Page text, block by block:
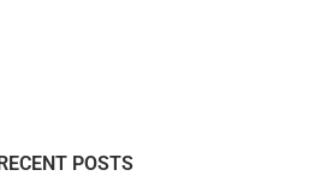
RECENT POSTS